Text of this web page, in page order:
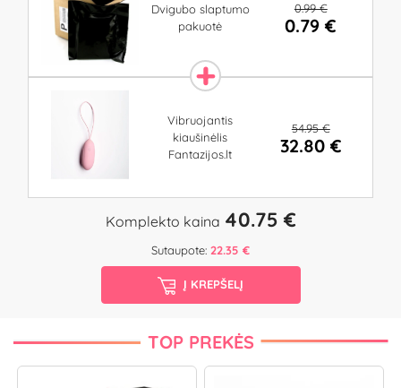
Dvigubo slaptumo
pakuotė
0.99 €
0.79 €
Vibruojantis
kiaušinėlis
Fantazijos.lt
54.95 €
32.80 €
Komplekto kaina 40.75 €
Sutaupote: 22.35 €
Į KREPŠELĮ
TOP PREKĖS